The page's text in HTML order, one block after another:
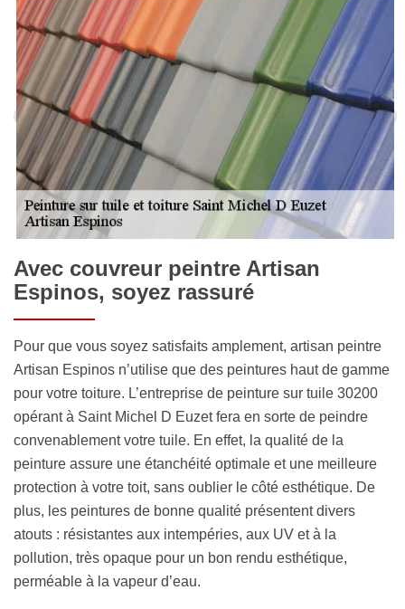
Avec couvreur peintre Artisan
Espinos, soyez rassuré
Pour que vous soyez satisfaits amplement, artisan peintre
Artisan Espinos n’utilise que des peintures haut de gamme
pour votre toiture. L’entreprise de peinture sur tuile 30200
opérant à Saint Michel D Euzet fera en sorte de peindre
convenablement votre tuile. En effet, la qualité de la
peinture assure une étanchéité optimale et une meilleure
protection à votre toit, sans oublier le côté esthétique. De
plus, les peintures de bonne qualité présentent divers
atouts : résistantes aux intempéries, aux UV et à la
pollution, très opaque pour un bon rendu esthétique,
perméable à la vapeur d’eau.